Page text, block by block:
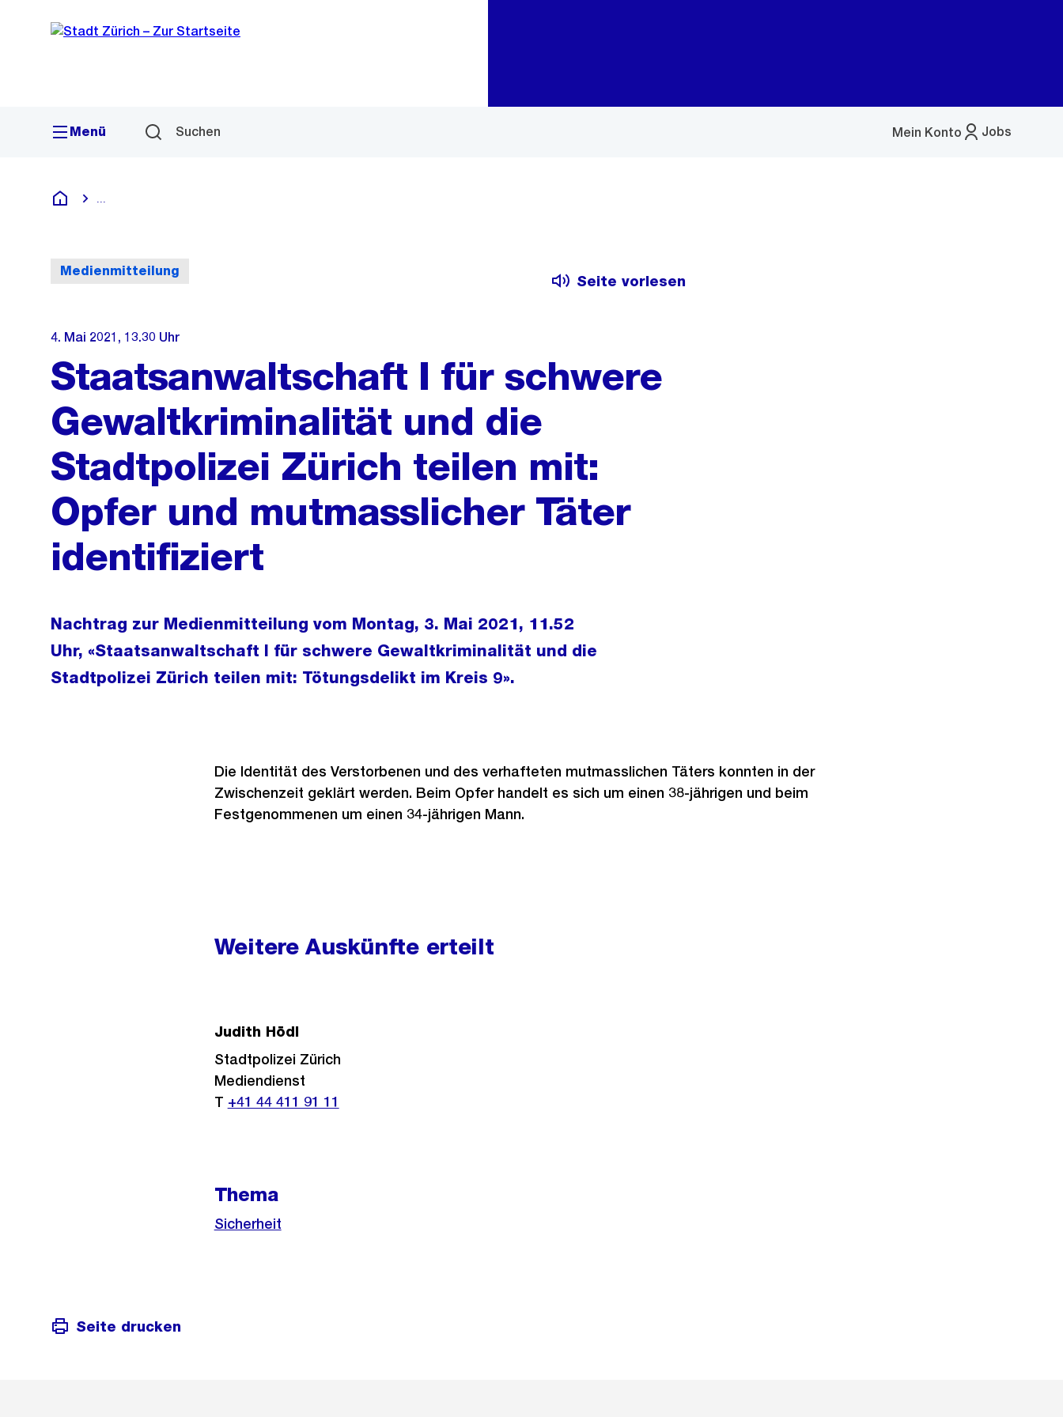
Navigation
Sprunglink
Menü Suchen Jobs
Mein Konto
Menü
Deutsch
Medienmitteilung
Seite vorlesen
4. Mai 2021, 13.30 Uhr
Staatsanwaltschaft I für schwere
Gewaltkriminalität und die
Stadtpolizei Zürich teilen mit:
Opfer und mutmasslicher Täter
identifiziert
Nachtrag zur Medienmitteilung vom Montag, 3. Mai 2021, 11.52
Uhr, «Staatsanwaltschaft I für schwere Gewaltkriminalität und die
Stadtpolizei Zürich teilen mit: Tötungsdelikt im Kreis 9».
Die Identität des Verstorbenen und des verhafteten mutmasslichen Täters konnten in der
Zwischenzeit geklärt werden. Beim Opfer handelt es sich um einen 38-jährigen und beim
Festgenommenen um einen 34-jährigen Mann.
Weitere Auskünfte erteilt
Judith Hödl
Stadtpolizei Zürich
Mediendienst
T +41 44 411 91 11
Thema
Sicherheit
Seite drucken